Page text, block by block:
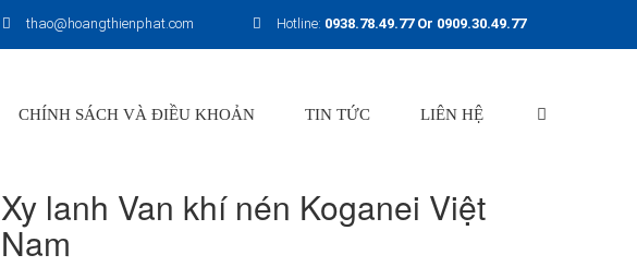
thao@hoangthienphat.com Hotline: 0938.78.49.77 Or 0909.30.49.77
CHÍNH SÁCH VÀ ĐIỀU KHOẢN TIN TỨC LIÊN HỆ
Xy lanh Van khí nén Koganei Việt
Nam